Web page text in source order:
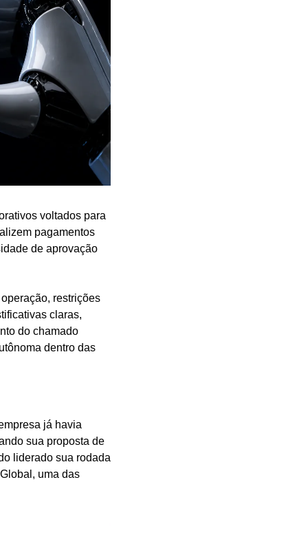
pagamentos
de aprovação
restrições
claras,
dentro das
já havia
sua proposta de
liderado sua rodada
uma das